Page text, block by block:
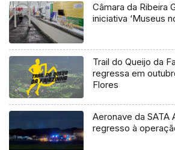
Câmara da Ribeira
iniciativa ‘Museus
Trail do Queijo da
regressa em
Flores
Aeronave da SATA
regresso à